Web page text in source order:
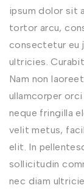
ipsum dolor sit
tortor arcu,
consectetur eu
ultricies.
Nam non
ullamcorper
neque fringilla
velit metus,
elit. In
sollicitudin
nec diam